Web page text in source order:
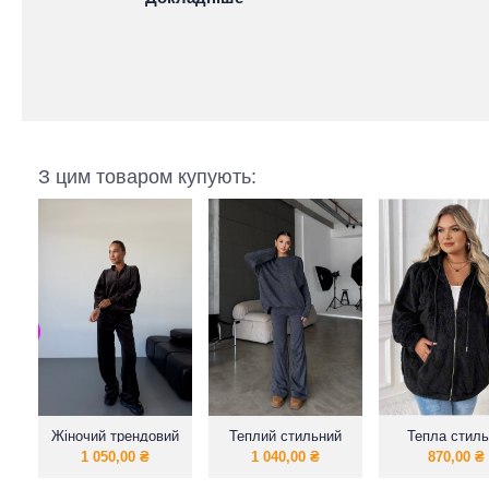
З цим товаром купують:
Жіночий трендовий
велюровий костюм
1 050,00₴
Теплий стильний
жіночий костюм з
1 040,00₴
Тепла
кофта у
870,00 ₴